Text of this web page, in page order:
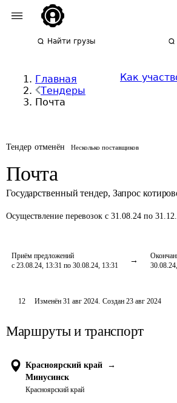
Найти грузы
Главная
Тендеры
Почта
Как
Тендер отменён Несколько поставщиков
Почта
Государственный тендер, Запрос
Осуществление перевозок с 31.08.24 по
Приём предложений
с 23.08.24, 13:31 по 30.08.24, 13:31
12 Изменён31 авг 2024. Создан 23 авг 2024
Маршруты и транспорт
Красноярский край
→
Минусинск
Красноярский край